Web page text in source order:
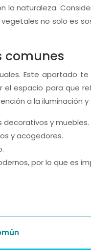
naturaleza.
no solo es
comunes
Este apartado
espacio para que
a la iluminación
decorativos y muebles.
y acogedores.
por lo que es